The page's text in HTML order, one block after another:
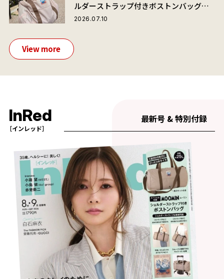
ルダーストラップ付きボストンバッグ」
が夏旅におすすめな理由
2026.07.10
View more
InRed
［インレッド］
最新号 & 特別付録